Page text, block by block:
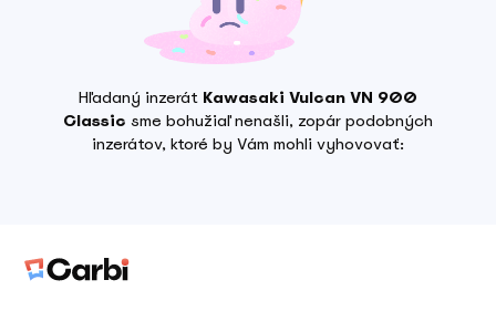
Hľadaný inzerátKawasaki Vulcan VN 900
Classic sme bohužiaľ nenašli, zopár podobných
inzerátov, ktoré by Vám mohli vyhovovať: